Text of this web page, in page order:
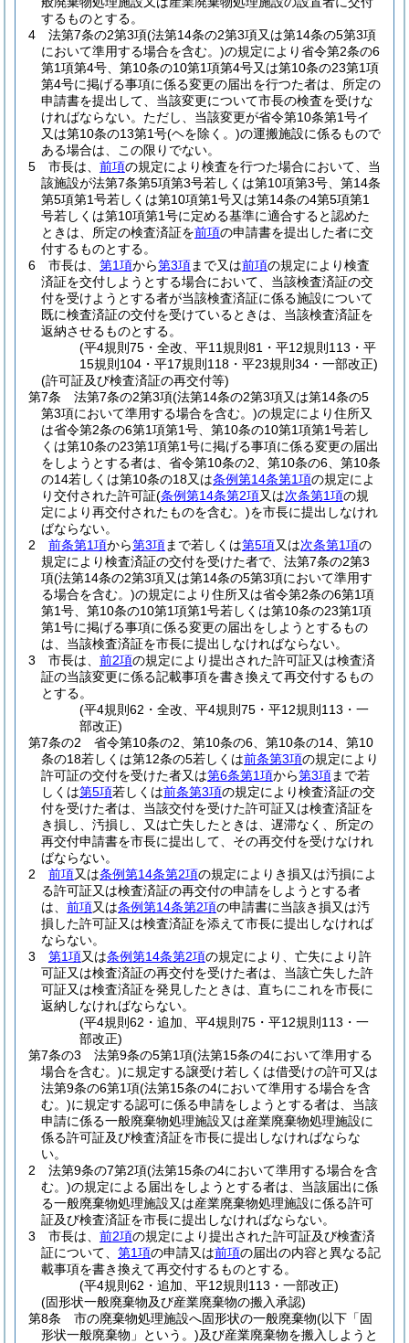
するものとする。
4
法第7条の2第3項(法第14条の2第3項又は第14条の5第3項
において準用する場合を含む。)の規定により省令第2条の6
第1項第4号、第10条の10第1項第4号又は第10条の23第1項
第4号に掲げる事項に係る変更の届出を行つた者は、所定の
申請書を提出して、当該変更について市長の検査を受けな
ければならない。 ただし、当該変更が省令第10条第1号イ
又は第10条の13第1号(ヘを除く。)の運搬施設に係るもので
ある場合は、この限りでない。
5
市長は、 前項の規定により検査を行つた場合において、当
該施設が法第7条第5項第3号若しくは第10項第3号、第14条
第5項第1号若しくは第10項第1号又は第14条の4第5項第1
号若しくは第10項第1号に定める基準に適合すると認めた
ときは、所定の検査済証を前項の申請書を提出した者に交
付するものとする。
6
市長は、 第1項から第3項まで又は前項の規定により検査
済証を交付しようとする場合において、当該検査済証の交
付を受けようとする者が当該検査済証に係る施設について
既に検査済証の交付を受けているときは、当該検査済証を
返納させるものとする。
(平4規則75・全改、平11規則81・平12規則113・平
15規則104・平17規則118・平23規則34・一部改正)
(許可証及び検査済証の再交付等)
第7条
法第7条の2第3項(法第14条の2第3項又は第14条の5
第3項において準用する場合を含む。)の規定により住所又
は省令第2条の6第1項第1号、第10条の10第1項第1号若し
くは第10条の23第1項第1号に掲げる事項に係る変更の届出
をしようとする者は、省令第10条の2、第10条の6、第10条
の14若しくは第10条の18又は条例第14条第1項の規定によ
り交付された許可証(条例第14条第2項又は次条第1項の規
定により再交付されたものを含む。)を市長に提出しなけれ
ばならない。
2
前条第1項から第3項まで若しくは第5項又は次条第1項の
規定により検査済証の交付を受けた者で、法第7条の2第3
項(法第14条の2第3項又は第14条の5第3項において準用す
る場合を含む。)の規定により住所又は省令第2条の6第1項
第1号、第10条の10第1項第1号若しくは第10条の23第1項
第1号に掲げる事項に係る変更の届出をしようとするもの
は、当該検査済証を市長に提出しなければならない。
3
市長は、 前2項の規定により提出された許可証又は検査済
証の当該変更に係る記載事項を書き換えて再交付するもの
とする。
(平4規則62・全改、平4規則75・平12規則113・一
部改正)
第7条の2
省令第10条の2、第10条の6、第10条の14、第10
条の18若しくは第12条の5若しくは前条第3項の規定により
許可証の交付を受けた者又は第6条第1項から第3項まで若
しくは第5項若しくは前条第3項の規定により検査済証の交
付を受けた者は、当該交付を受けた許可証又は検査済証を
き損し、汚損し、又は亡失したときは、遅滞なく、所定の
再交付申請書を市長に提出して、その再交付を受けなけれ
ばならない。
2
前項又は条例第14条第2項の規定によりき損又は汚損によ
る許可証又は検査済証の再交付の申請をしようとする者
は、 前項又は条例第14条第2項の申請書に当該き損又は汚
損した許可証又は検査済証を添えて市長に提出しなければ
ならない。
3
第1項又は条例第14条第2項の規定により、亡失により許
可証又は検査済証の再交付を受けた者は、当該亡失した許
可証又は検査済証を発見したときは、直ちにこれを市長に
返納しなければならない。
(平4規則62・追加、平4規則75・平12規則113・一
部改正)
第7条の3
法第9条の5第1項(法第15条の4において準用する
場合を含む。)に規定する譲受け若しくは借受けの許可又は
法第9条の6第1項(法第15条の4において準用する場合を含
む。)に規定する認可に係る申請をしようとする者は、当該
申請に係る一般廃棄物処理施設又は産業廃棄物処理施設に
係る許可証及び検査済証を市長に提出しなければならな
い。
2
法第9条の7第2項(法第15条の4において準用する場合を含
む。)の規定による届出をしようとする者は、当該届出に係
る一般廃棄物処理施設又は産業廃棄物処理施設に係る許可
証及び検査済証を市長に提出しなければならない。
3
市長は、 前2項の規定により提出された許可証及び検査済
証について、 第1項の申請又は前項の届出の内容と異なる記
載事項を書き換えて再交付するものとする。
(平4規則62・追加、平12規則113・一部改正)
(固形状一般廃棄物及び産業廃棄物の搬入承認)
第8条
市の廃棄物処理施設へ固形状の一般廃棄物(以下「固
形状一般廃棄物」という。)及び産業廃棄物を搬入しようと